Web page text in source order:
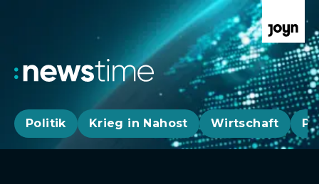
Politik Krieg in Nahost Wirtschaft